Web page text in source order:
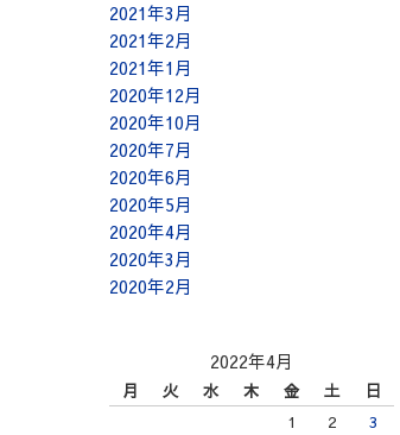
2021年3月
2021年2月
2021年1月
2020年12月
2020年10月
2020年7月
2020年6月
2020年5月
2020年4月
2020年3月
2020年2月
2022年4月
月 火 水 木 金 土
日
1
2
3